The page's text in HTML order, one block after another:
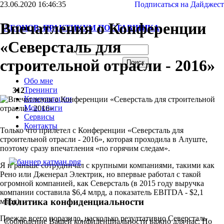
ЛЕОНОВ. ПРАКТИКУМ ПОСТАВЩИКА
Обо мне
Тренинги
Консультации
Мои книги
Сервисы
Контакты
23.06.2020 16:46:35 Подписаться на Дайджест
Впечатления о Конференции
«Северсталь для
строительной отрасли - 2016»
312
Только что прилетел с Конференции «Северсталь для
строительной отрасли - 2016», которая проходила в Алуште,
поэтому сразу впечатления «по горячим следам».
Я и раньше сотрудничал с крупными компаниями, такими как
Рено или Дженерал Электрик, но впервые работал с такой
огромной компанией, как Северсталь (в 2015 году выручка
компании составила $6,4 млрд, а показатель EBITDA - $2,1
млрд).
Прежде всего поразило, насколько резултативно Северсталь
Политика конфиденциальности
Соблюдение Вашей конфиденциальности важно для нас. По